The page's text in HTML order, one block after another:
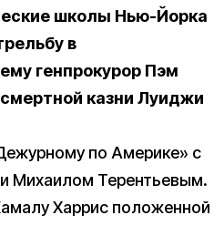
школы Нью-Йорка
в
генпрокурор Пэм
казни Луиджи
по Америке» с
Михаилом Терентьевым.
Харрис положенной